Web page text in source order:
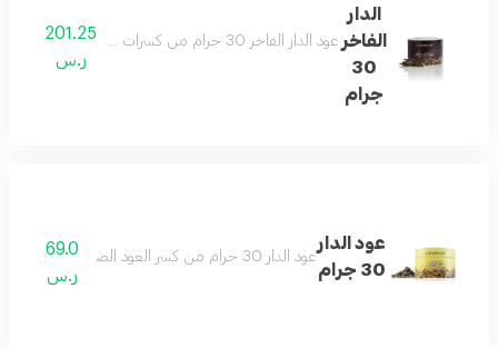
الدار
الفاخر
30
جرام
عود الدار الفاخر 30 جرام من كسرات من العود المٌحسّن من أفضل أنواع العود التي تفخر بانتاجه شركه الدخيل للعود عود الدار الفاخر لعبق يرافقك بكافة مناسباتك
201.25
ر.س
عود الدار
30 جرام
عود الدار 30 جرام من كسر العود الصناعي لرائحة سخية تليق بكافة المناسبات
69.0
ر.س